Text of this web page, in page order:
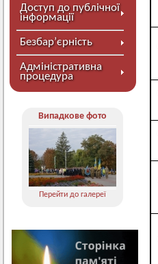
Доступ до публічної
інформації
Безбар’єрність
Адміністративна
процедура
Випадкове фото
Перейти до галереї